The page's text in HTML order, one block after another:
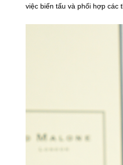
việc biến tấu và phối hợp các